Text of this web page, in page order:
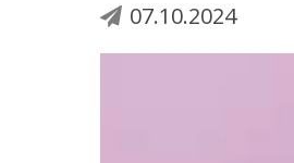
07.10.2024